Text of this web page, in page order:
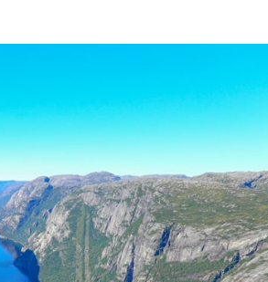
ansehen
Fjorde
Alle Reiseziele ansehen